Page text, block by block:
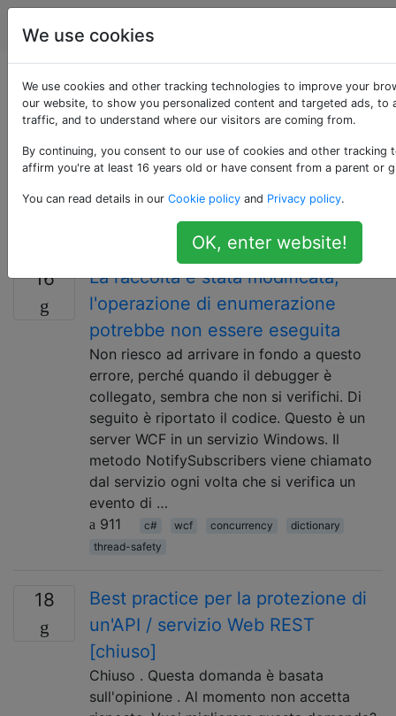
Programmazione
Domande taggate
«wcf»
Windows Communication Foundation fa parte di .NET
Framework che fornisce un modello di
programmazione unificato per la creazione rapida di
applicazioni orientate ai servizi.
16
La raccolta è stata modificata;
l'operazione di enumerazione
potrebbe non essere eseguita
Non riesco ad arrivare in fondo a questo
errore, perché quando il debugger è
collegato, sembra che non si verifichi. Di
seguito è riportato il codice. Questo è un
server WCF in un servizio Windows. Il
metodo NotifySubscribers viene chiamato
dal servizio ogni volta che si verifica un
evento di …
911
c# wcf concurrency
dictionary
thread-safety
18
Best practice per la protezione di
un'API / servizio Web REST
[chiuso]
Chiuso . Questa domanda è basata
sull'opinione . Al momento non accetta
We use cookies
We use cookies and other tracking technologies to improve your
our website, to show you personalized content and targeted ads, to
traffic, and to understand where our visitors are coming from.
By continuing, you consent to our use of cookies and other tracking
affirm you're at least 16 years old or have consent from a parent or
You can read details in our Cookie policy and Privacy policy.
OK, enter website!